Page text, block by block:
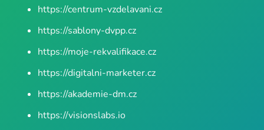
https://centrum-vzdelavani.cz
https://sablony-dvpp.cz
https://moje-rekvalifikace.cz
https://digitalni-marketer.cz
https://akademie-dm.cz
https://visionslabs.io